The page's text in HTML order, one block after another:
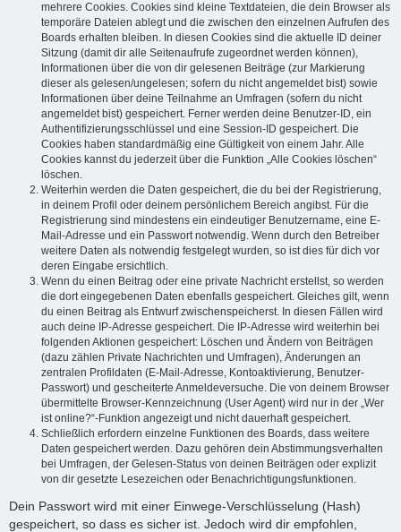
mehrere Cookies. Cookies sind kleine Textdateien, die dein Browser als
temporäre Dateien ablegt und die zwischen den einzelnen Aufrufen des
Boards erhalten bleiben. In diesen Cookies sind die aktuelle ID deiner
Sitzung (damit dir alle Seitenaufrufe zugeordnet werden können),
Informationen über die von dir gelesenen Beiträge (zur Markierung
dieser als gelesen/ungelesen; sofern du nicht angemeldet bist) sowie
Informationen über deine Teilnahme an Umfragen (sofern du nicht
angemeldet bist) gespeichert. Ferner werden deine Benutzer-ID, ein
Authentifizierungsschlüssel und eine Session-ID gespeichert. Die
Cookies haben standardmäßig eine Gültigkeit von einem Jahr. Alle
Cookies kannst du jederzeit über die Funktion „Alle Cookies löschen“
löschen.
Weiterhin werden die Daten gespeichert, die du bei der Registrierung,
in deinem Profil oder deinem persönlichem Bereich angibst. Für die
Registrierung sind mindestens ein eindeutiger Benutzername, eine E-
Mail-Adresse und ein Passwort notwendig. Wenn durch den Betreiber
weitere Daten als notwendig festgelegt wurden, so ist dies für dich vor
deren Eingabe ersichtlich.
Wenn du einen Beitrag oder eine private Nachricht erstellst, so werden
die dort eingegebenen Daten ebenfalls gespeichert. Gleiches gilt, wenn
du einen Beitrag als Entwurf zwischenspeicherst. In diesen Fällen wird
auch deine IP-Adresse gespeichert. Die IP-Adresse wird weiterhin bei
folgenden Aktionen gespeichert: Löschen und Ändern von Beiträgen
(dazu zählen Private Nachrichten und Umfragen), Änderungen an
zentralen Profildaten (E-Mail-Adresse, Kontoaktivierung, Benutzer-
Passwort) und gescheiterte Anmeldeversuche. Die von deinem Browser
übermittelte Browser-Kennzeichnung (User Agent) wird nur in der „Wer
ist online?“-Funktion angezeigt und nicht dauerhaft gespeichert.
Schließlich erfordern einzelne Funktionen des Boards, dass weitere
Daten gespeichert werden. Dazu gehören dein Abstimmungsverhalten
bei Umfragen, der Gelesen-Status von deinen Beiträgen oder explizit
von dir gesetzte Lesezeichen oder Benachrichtigungsfunktionen.
Dein Passwort wird mit einer Einwege-Verschlüsselung (Hash)
gespeichert, so dass es sicher ist. Jedoch wird dir empfohlen,